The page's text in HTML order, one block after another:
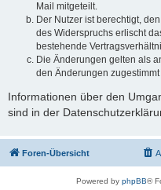
Mail mitgeteilt.
Der Nutzer ist berechtigt,
des Widerspruchs erlischt
bestehende
Die Änderungen gelten als
den Änderungen zugestimmt
Informationen über den
sind in der
Foren-Übersicht
Powered by phpBB®